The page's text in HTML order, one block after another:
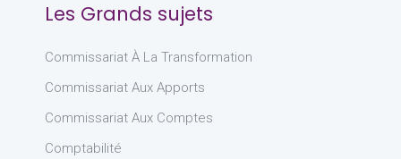
Les Grands sujets
Commissariat À La Transformation
Commissariat Aux Apports
Commissariat Aux Comptes
Comptabilité